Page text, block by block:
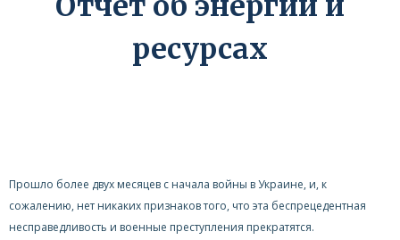
ресурсах
Прошло более двух месяцев с начала войны в Украине, и, к
сожалению, нет никаких признаков того, что эта беспрецедентная
несправедливость и военные преступления прекратятся.